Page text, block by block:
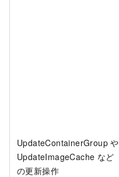
UpdateContainerGroup や
UpdateImageCache など
の更新操作